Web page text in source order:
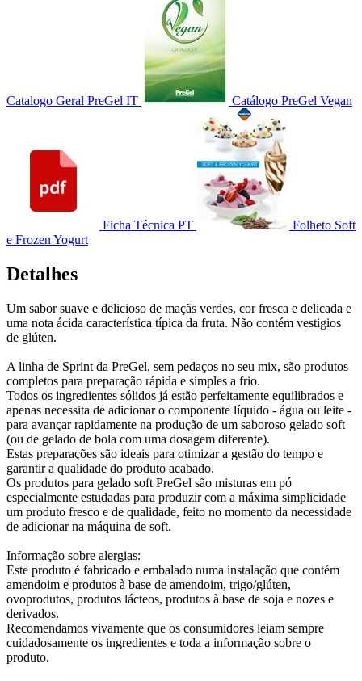
Catalogo Geral PreGel IT Catálogo PreGel Vegan
Ficha Técnica PT
Folheto Soft
e Frozen Yogurt
Detalhes
Um sabor suave e delicioso de maçãs verdes, cor fresca e delicada e
uma nota ácida característica típica da fruta. Não contém vestigios
de glúten.
A linha de Sprint da PreGel, sem pedaços no seu mix, são produtos
completos para preparação rápida e simples a frio.
Todos os ingredientes sólidos já estão perfeitamente equilibrados e
apenas necessita de adicionar o componente líquido - água ou leite -
para avançar rapidamente na produção de um saboroso gelado soft
(ou de gelado de bola com uma dosagem diferente).
Estas preparações são ideais para otimizar a gestão do tempo e
garantir a qualidade do produto acabado.
Os produtos para gelado soft PreGel são misturas em pó
especialmente estudadas para produzir com a máxima simplicidade
um produto fresco e de qualidade, feito no momento da necessidade
de adicionar na máquina de soft.
Informação sobre alergias:
Este produto é fabricado e embalado numa instalação que contém
amendoim e produtos à base de amendoim, trigo/glúten,
ovoprodutos, produtos lácteos, produtos à base de soja e nozes e
derivados.
Recomendamos vivamente que os consumidores leiam sempre
cuidadosamente os ingredientes e toda a informação sobre o
produto.